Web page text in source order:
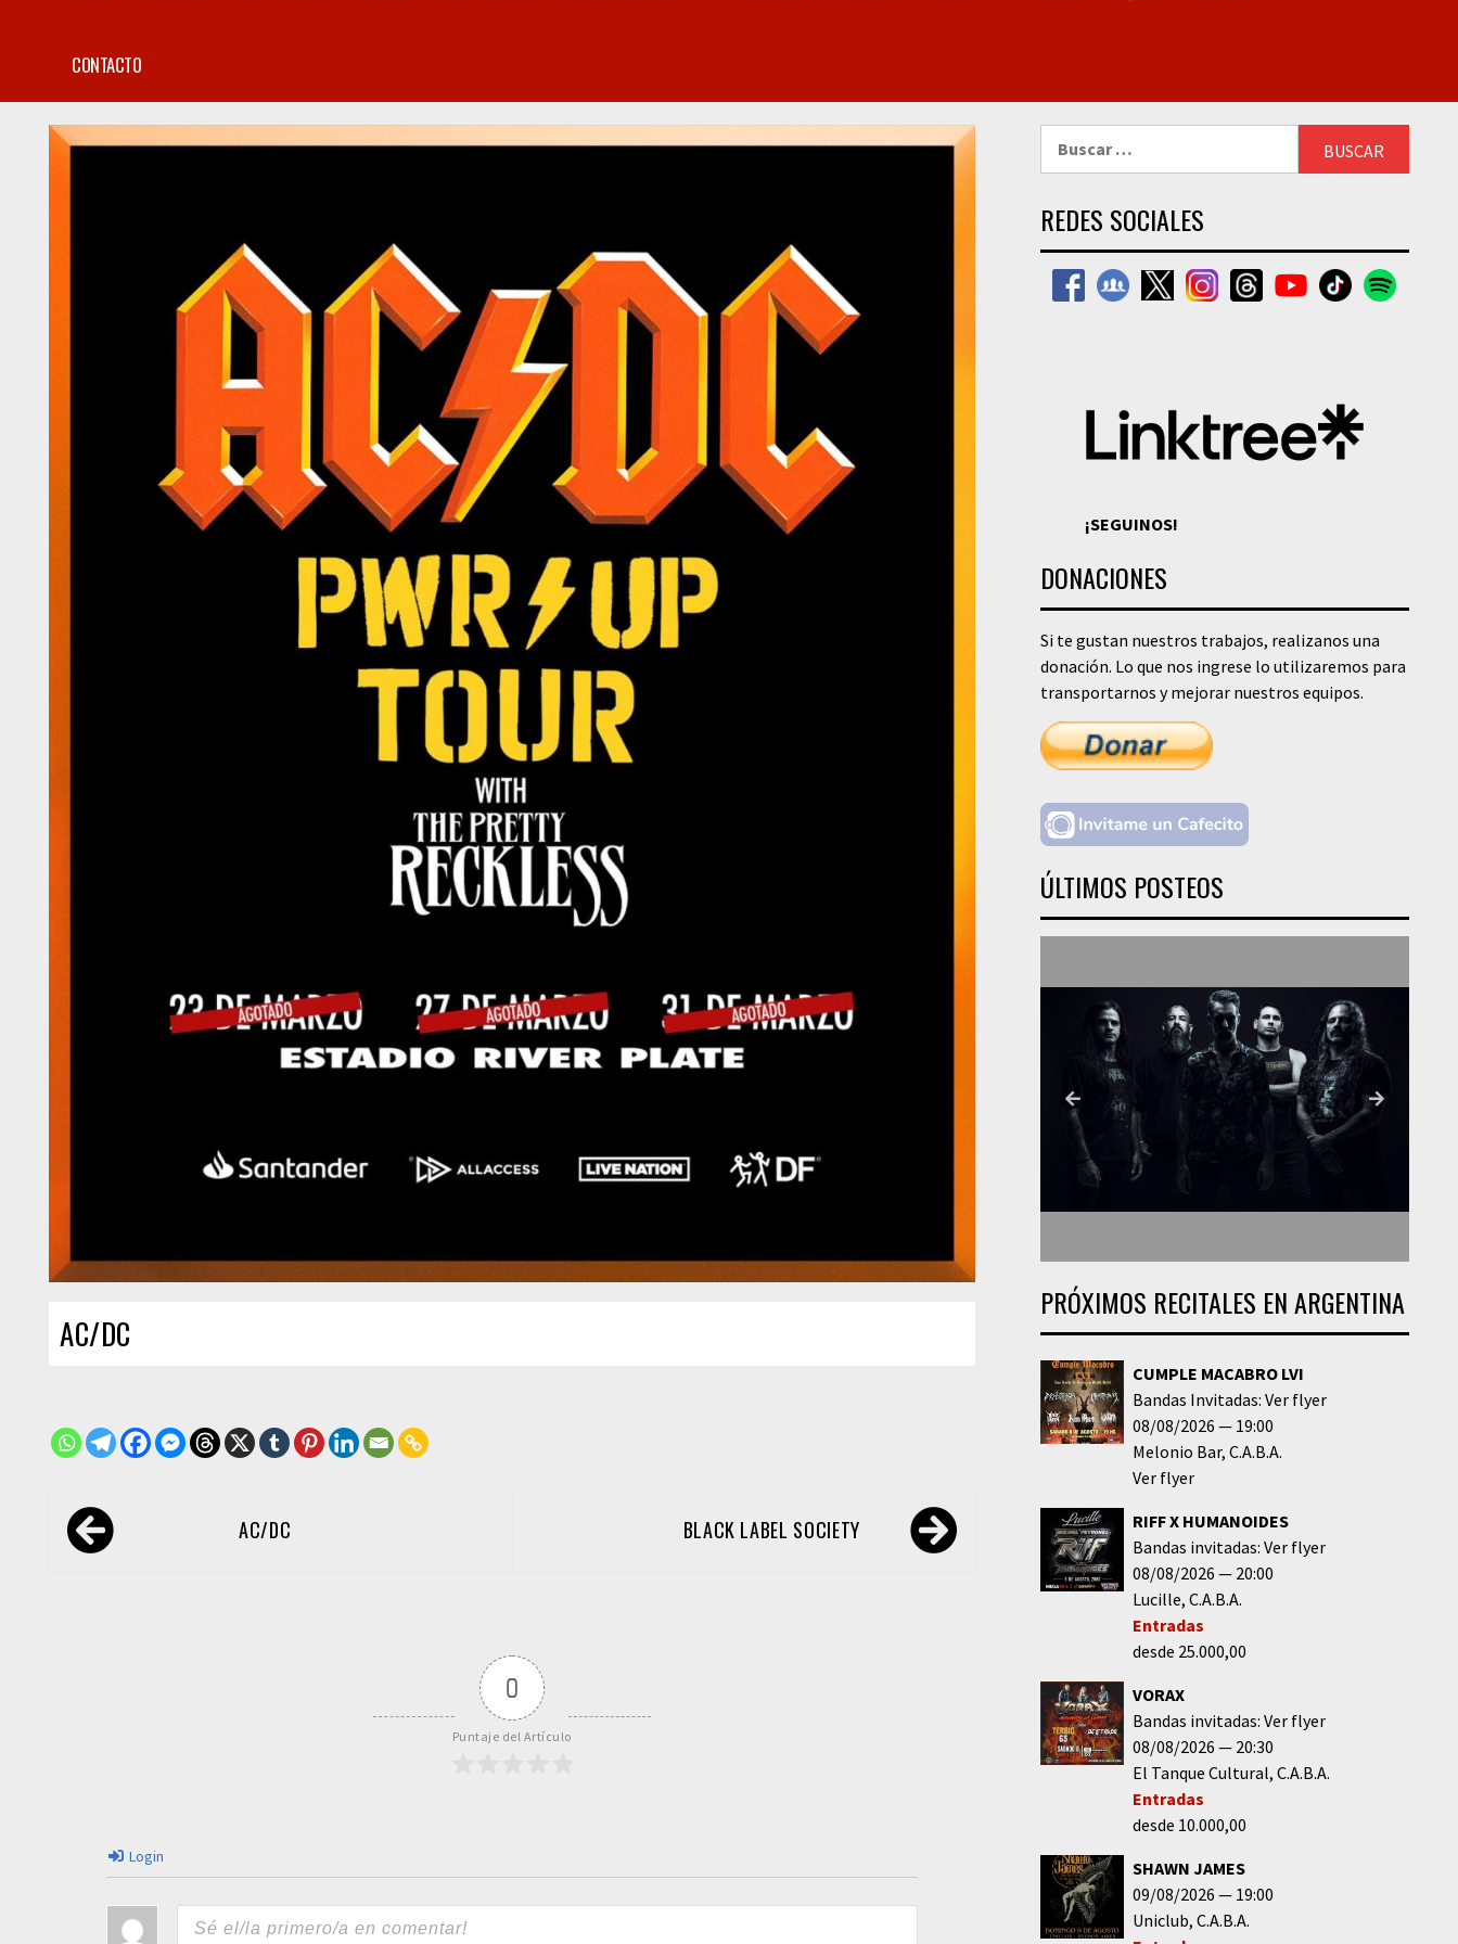
CONTACTO
AC/DC
Navegación
de AC/DC BLACK LABEL SOCIETY
0
Puntaje del Artículo
Login
REDES SOCIALES
¡SEGUINOS!
DONACIONES
Si te gustan nuestros trabajos, realizanos una
donación. Lo que nos ingrese lo utilizaremos para
transportarnos y mejorar nuestros equipos.
ÚLTIMOS POSTEOS
PRÓXIMOS RECITALES EN ARGENTINA
CUMPLE MACABRO LVI
Bandas Invitadas: Ver flyer
08/08/2026
19:00
Melonio Bar C.A.B.A.
Ver flyer
RIFF X HUMANOIDES
Bandas invitadas: Ver flyer
08/08/2026
20:00
Lucille C.A.B.A.
Entradas
desde 25.000,00
VORAX
Bandas invitadas: Ver flyer
08/08/2026
20:30
El Tanque Cultural C.A.B.A.
Entradas
desde 10.000,00
SHAWN JAMES
09/08/2026
19:00
Uniclub C.A.B.A.